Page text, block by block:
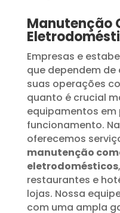
Manutenção
Empresas e
que dependem
suas operações
quanto é crucial
equipamentos
funcionamento. Na
oferecemos
manutenção
eletrodomésticos
restaurantes e
lojas. Nossa
com uma ampla